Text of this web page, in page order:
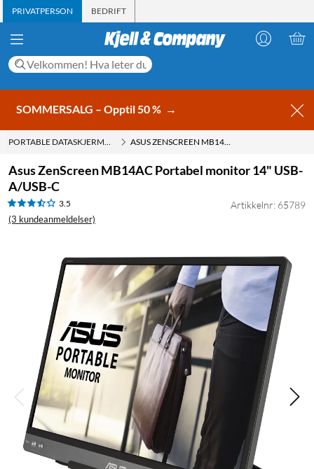
PRIVATPERSON BEDRIFT
SOMMERSALG – Opptil 50 % →
PORTABLE DATASKJERMER ASUS ZENSCREEN MB14AC PORTABEL MONITOR 14" USB-A/USB-C
Asus ZenScreen MB14AC Portabel monitor 14" USB-
A/USB-C
3.5
(3 kundeanmeldelser)
Artikkelnr: 65789